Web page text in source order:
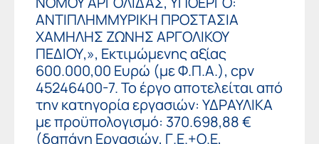
ΑΝΤΙΠΛΗΜΜΥΡΙΚΗ ΠΡΟΣΤΑΣΙΑ
ΧΑΜΗΛΗΣ ΖΩΝΗΣ ΑΡΓΟΛΙΚΟΥ
ΠΕΔΙΟΥ,», Εκτιμώμενης αξίας
600.000,00 Ευρώ (με Φ.Π.Α.), cpv
45246400-7. Το έργο αποτελείται από
την κατηγορία εργασιών: ΥΔΡΑΥΛΙΚΑ
με προϋπολογισμό: 370.698,88 €
(δαπάνη Εργασιών, Γ.Ε.+Ο.Ε,